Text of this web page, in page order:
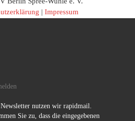
| Impressum
nutzen wir rapidmail.
Sie zu, dass die eingegebenen